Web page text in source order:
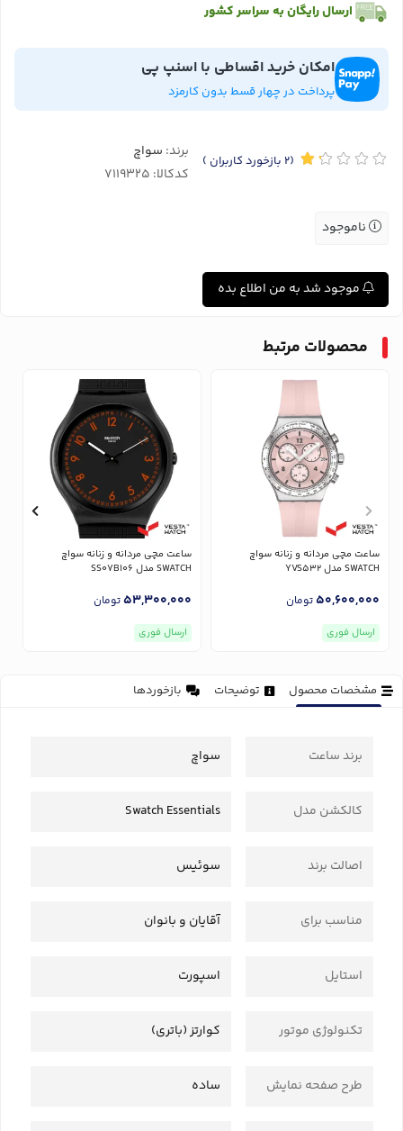
ارسال رایگان به سراسر کشور
امکان خرید اقساطی با اسنپ پی
پرداخت در چهار قسط بدون کارمزد
(2 بازخورد کاربران ) برند: سواچ
کدکالا:
ناموجود
موجود شد به من اطلاع بده
محصولات مرتبط
ساعت مچی مردانه و زنانه سواچ
SWATCH مدل YVS532
50,600,000تومان
ارسال فوری
ساعت مچی مردانه و زنانه سواچ
SWATCH مدل SS07B106
53,300,000تومان
ارسال فوری
مشخصات محصول توضیحات بازخوردها
برند ساعت سواچ
کالکشن مدل Swatch Essentials
اصالت برند سوئیس
مناسب برای آقایان و بانوان
استایل اسپورت
تکنولوژی موتور کوارتز (باتری)
طرح صفحه نمایش ساده